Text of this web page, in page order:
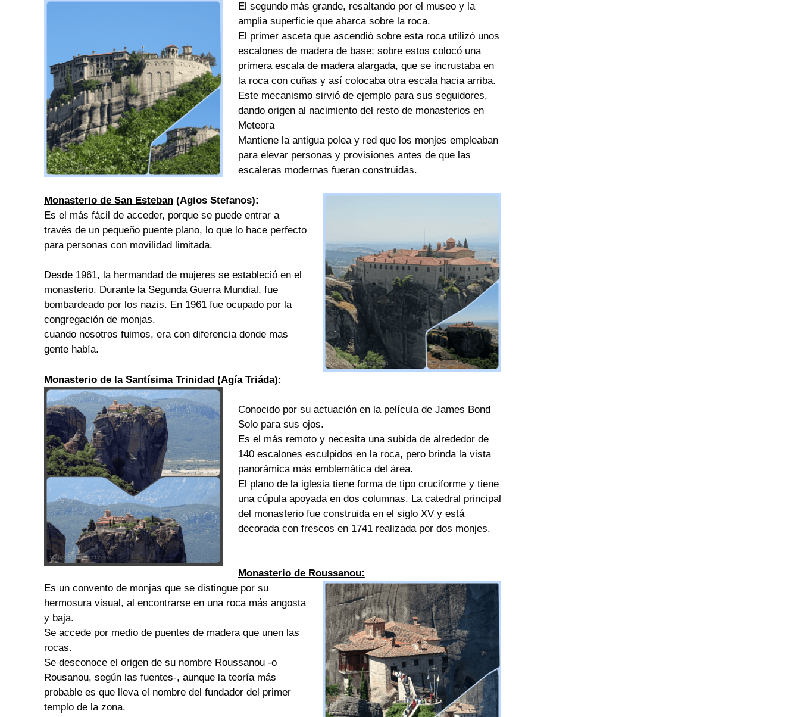
El segundo más grande, resaltando por el museo y la
amplia superficie que abarca sobre la roca.
El primer asceta que ascendió sobre esta roca utilizó unos
escalones de madera de base; sobre estos colocó una
primera escala de madera alargada, que se incrustaba en
la roca con cuñas y así colocaba otra escala hacia arriba.
Este mecanismo sirvió de ejemplo para sus seguidores,
dando origen al nacimiento del resto de monasterios en
Meteora
Mantiene la antigua polea y red que los monjes empleaban
para elevar personas y provisiones antes de que las
escaleras modernas fueran construidas.
Monasterio de San Esteban (Agios Stefanos):
Es el más fácil de acceder, porque se puede entrar a
través de un pequeño puente plano, lo que lo hace perfecto
para personas con movilidad limitada.
Desde 1961, la hermandad de mujeres se estableció en el
monasterio. Durante la Segunda Guerra Mundial, fue
bombardeado por los nazis. En 1961 fue ocupado por la
congregación de monjas.
cuando nosotros fuimos, era con diferencia donde mas
gente había.​
Monasterio de la Santísima Trinidad (Agía Triáda):
Conocido por su actuación en la película de James Bond
Solo para sus ojos.
Es el más remoto y necesita una subida de alrededor de
140 escalones esculpidos en la roca, pero brinda la vista
panorámica más emblemática del área.
El plano de la iglesia tiene forma de tipo cruciforme y tiene
una cúpula apoyada en dos columnas. La catedral principal
del monasterio fue construida en el siglo XV y está
decorada con frescos en 1741 realizada por dos monjes.
Monasterio de Roussanou:
Es un convento de monjas que se distingue por su
hermosura visual, al encontrarse en una roca más angosta
y baja.
Se accede por medio de puentes de madera que unen las
rocas.
Se desconoce el origen de su nombre Roussanou -o
Rousanou, según las fuentes-, aunque la teoría más
probable es que lleva el nombre del fundador del primer
templo de la zona.